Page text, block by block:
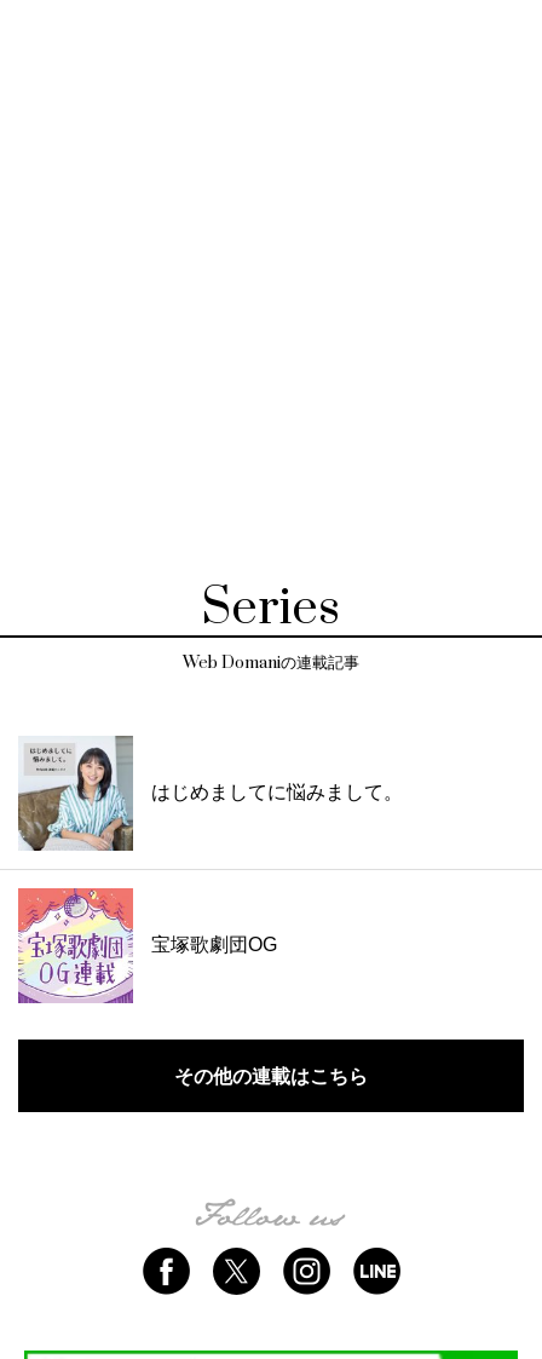
Series
Web Domaniの連載記事
はじめましてに悩みまして。
宝塚歌劇団OG
その他の連載はこちら